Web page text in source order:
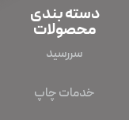
دسته بندی
محصولات
سررسید
خدمات چاپ